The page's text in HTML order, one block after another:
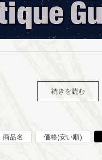
続きを読む
商品名 価格(安い順)